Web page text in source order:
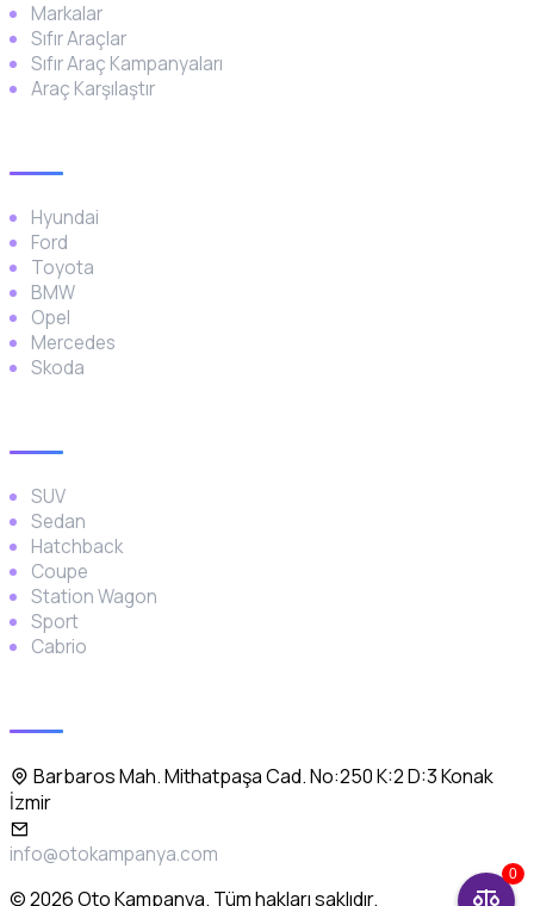
Markalar
Sıfır Araçlar
Sıfır Araç Kampanyaları
Araç Karşılaştır
Hyundai
Ford
Toyota
BMW
Opel
Mercedes
Skoda
SUV
Sedan
Hatchback
Coupe
Station Wagon
Sport
Cabrio
Barbaros Mah. Mithatpaşa Cad. No:250 K:2 D:3 Konak
İzmir
info@otokampanya.com
© 2026 Oto Kampanya. Tüm hakları saklıdır.
0